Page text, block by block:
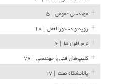
مهندسی عمومی
رویه و دستورالعمل
نرم افزارها
کلیپ‌های فنی و مهندسی
پالایشگاه نفت